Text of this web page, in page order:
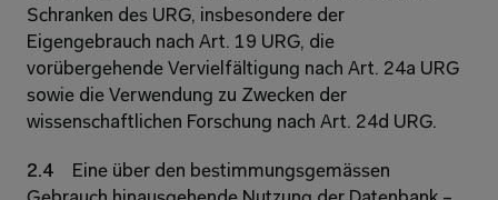
Schranken des URG, insbesondere der
Eigengebrauch nach Art. 19 URG, die
vorübergehende Vervielfältigung nach Art. 24a URG
sowie die Verwendung zu Zwecken der
wissenschaftlichen Forschung nach Art. 24d URG.
2.4
Eine über den bestimmungsgemässen